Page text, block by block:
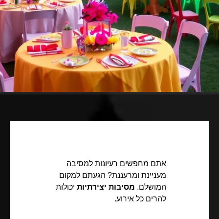
אתם מחפשים רעיונות למסיבה
מעניינת ומרעננת? הגעתם למקום
המושלם. מסיבות יצירתיות יכולות
להרים כל אירוע.